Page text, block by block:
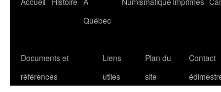
Québec
Documents et
références
Liens
utiles
Plan du
site
Contact